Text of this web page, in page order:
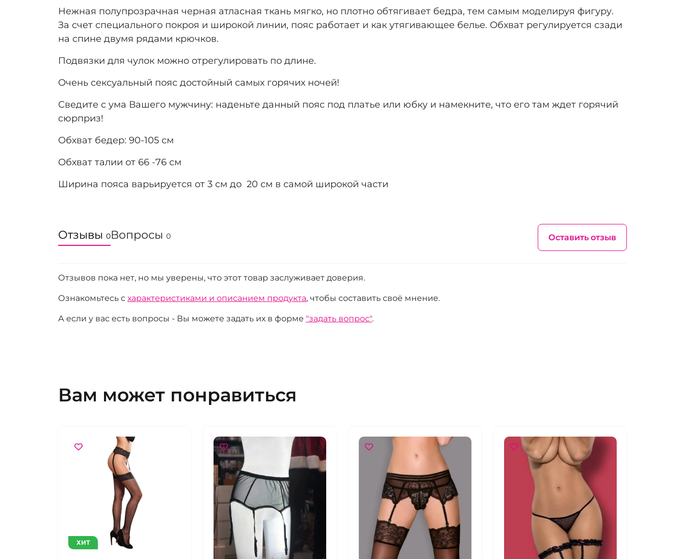
Нежная полупрозрачная черная атласная ткань мягко, но плотно обтягивает бедра, тем самым моделируя фигуру.
За счет специального покроя и широкой линии, пояс работает и как утягивающее белье. Обхват регулируется сзади
на спине двумя рядами крючков.
Подвязки для чулок можно отрегулировать по длине.
Очень сексуальный пояс достойный самых горячих ночей!
Сведите с ума Вашего мужчину: наденьте данный пояс под платье или юбку и намекните, что его там ждет горячий
сюрприз!
Обхват бедер: 90-105 см
Обхват талии от 66 -76 см
Ширина пояса варьируется от 3 см до 20 см в самой широкой части
Отзывы 0Вопросы 0 Оставить отзыв
Отзывов пока нет, но мы уверены, что этот товар заслуживает доверия.
Ознакомьтесь с характеристиками и описанием продукта, чтобы составить своё мнение.
А если у вас есть вопросы - Вы можете задать их в форме "задать вопрос".
Вам может понравиться
ХИТ